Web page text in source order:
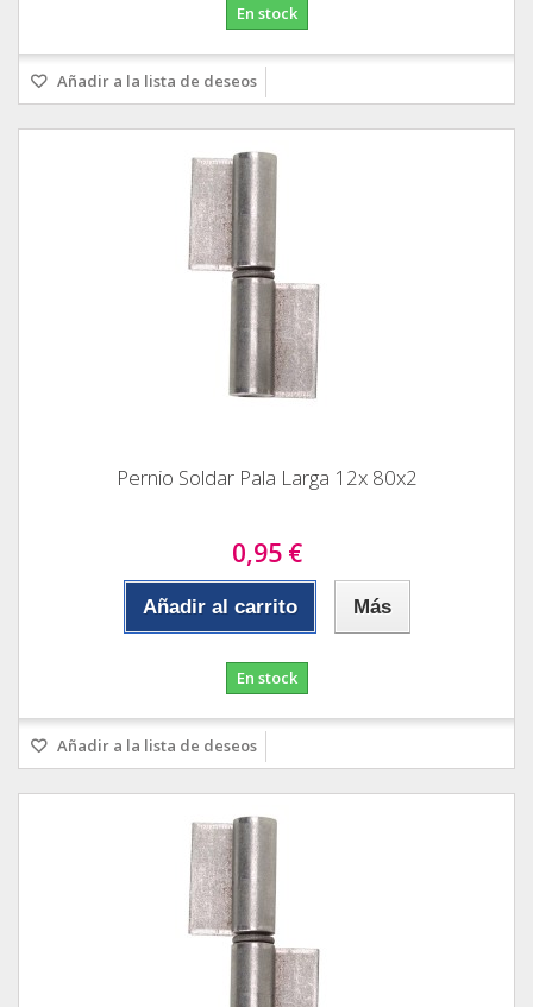
En stock
Añadir a la lista de deseos
Pernio Soldar Pala Larga 12x 80x2
0,95 €
Añadir al carrito Más
En stock
Añadir a la lista de deseos